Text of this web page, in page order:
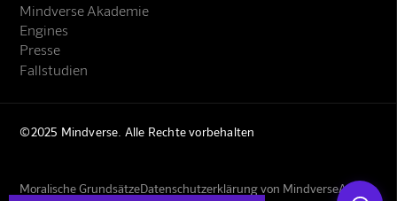
Online · KI-Assistent
Mindverse
Mindverse Akademie
Engines
Presse
Fallstudien
©2025 Mindverse. Alle Rechte vorbehalten
Moralische GrundsätzeDatenschutzerklärung von MindverseAGBs